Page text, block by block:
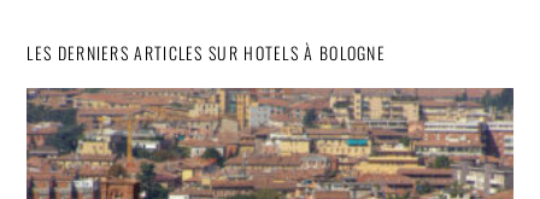
LES DERNIERS ARTICLES SUR HOTELS À BOLOGNE